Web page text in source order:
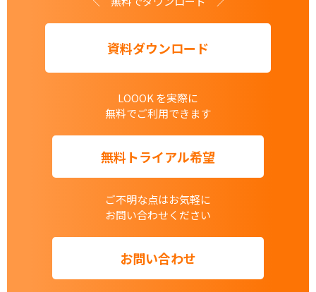
資料ダウンロード
LOOOK を実際に
無料でご利用できます
無料トライアル希望
ご不明な点はお気軽に
お問い合わせください
お問い合わせ